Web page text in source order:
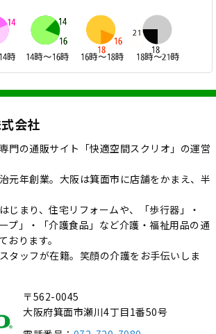
会社
門の通販サイト「快適空間スクリオ」の運営
元年創業。大阪は箕面市に店舗をかまえ、半
じまり、住宅リフォームや、「歩行器」・
プ」・「介護食品」など介護・福祉用品の通
おります。
タッフが在籍。笑顔の介護をお手伝いしま
〒562-0045
大阪府箕面市瀬川4丁目1番50号